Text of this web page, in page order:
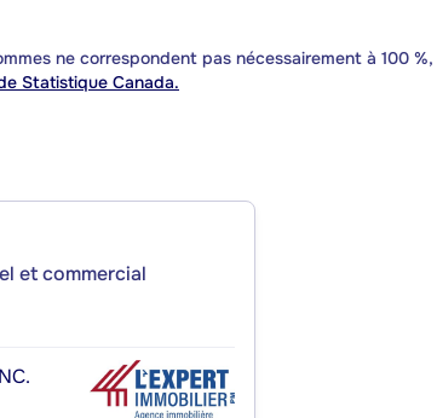
ne correspondent pas nécessairement à 100 %,
Statistique Canada.
et commercial